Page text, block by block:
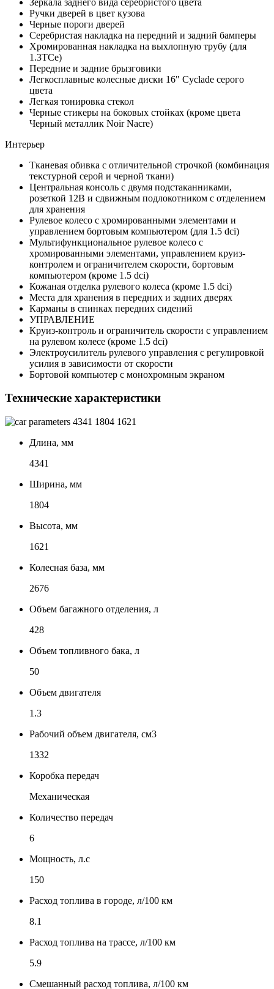
Ручки дверей в цвет кузова
Черные пороги дверей
Серебристая накладка на передний и задний бамперы
Хромированная накладка на выхлопную трубу (для
1.3TCe)
Передние и задние брызговики
Легкосплавные колесные диски 16" Cyclade серого
цвета
Легкая тонировка стекол
Черные стикеры на боковых стойках (кроме цвета
Черный металлик Noir Nacre)
Интерьер
Тканевая обивка с отличительной строчкой (комбинация
текстурной серой и черной ткани)
Центральная консоль с двумя подстаканниками,
розеткой 12В и сдвижным подлокотником с отделением
для хранения
Рулевое колесо с хромированными элементами и
управлением бортовым компьютером (для 1.5 dci)
Мультифункциональное рулевое колесо с
хромированными элементами, управлением круиз-
контролем и ограничителем скорости, бортовым
компьютером (кроме 1.5 dci)
Кожаная отделка рулевого колеса (кроме 1.5 dci)
Места для хранения в передних и задних дверях
Карманы в спинках передних сидений
УПРАВЛЕНИЕ
Круиз-контроль и ограничитель скорости с управлением
на рулевом колесе (кроме 1.5 dci)
Электроусилитель рулевого управления с регулировкой
усилия в зависимости от скорости
Бортовой компьютер с монохромным экраном
Технические характеристики
4341 1804 1621
Длина, мм
4341
Ширина, мм
1804
Высота, мм
1621
Колесная база, мм
2676
Объем багажного отделения, л
428
Объем топливного бака, л
50
Объем двигателя
1.3
Рабочий объем двигателя, см3
1332
Коробка передач
Механическая
Количество передач
6
Мощность, л.с
150
Расход топлива в городе, л/100 км
8.1
Расход топлива на трассе, л/100 км
5.9
Смешанный расход топлива, л/100 км